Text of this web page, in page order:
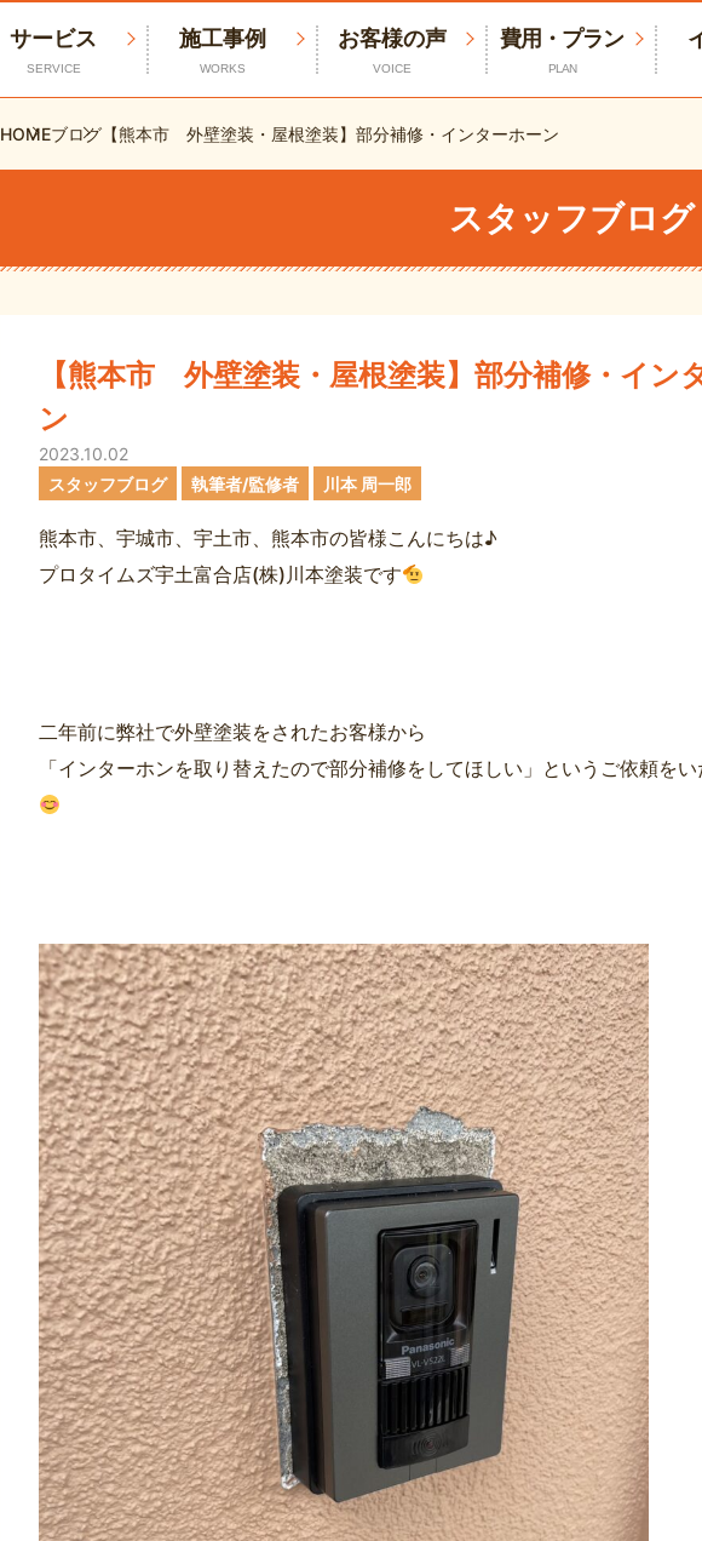
サービス
SERVICE
施工事例
WORKS
お客様の声
VOICE
費用・プラン
PLAN
HOMEブログ 【熊本市 外壁塗装・屋根塗装】部分補修・インターホーン
スタッフブログ
【熊本市 外壁塗装・屋根塗装】部分補修・イン
ン
2023.10.02
スタッフブログ
執筆者/監修者 川本 周一郎
熊本市、宇城市、宇土市、熊本市の皆様こんにちは♪
プロタイムズ宇土富合店(株)川本塗装です
二年前に弊社で外壁塗装をされたお客様から
「インターホンを取り替えたので部分補修をしてほしい」というご依頼を